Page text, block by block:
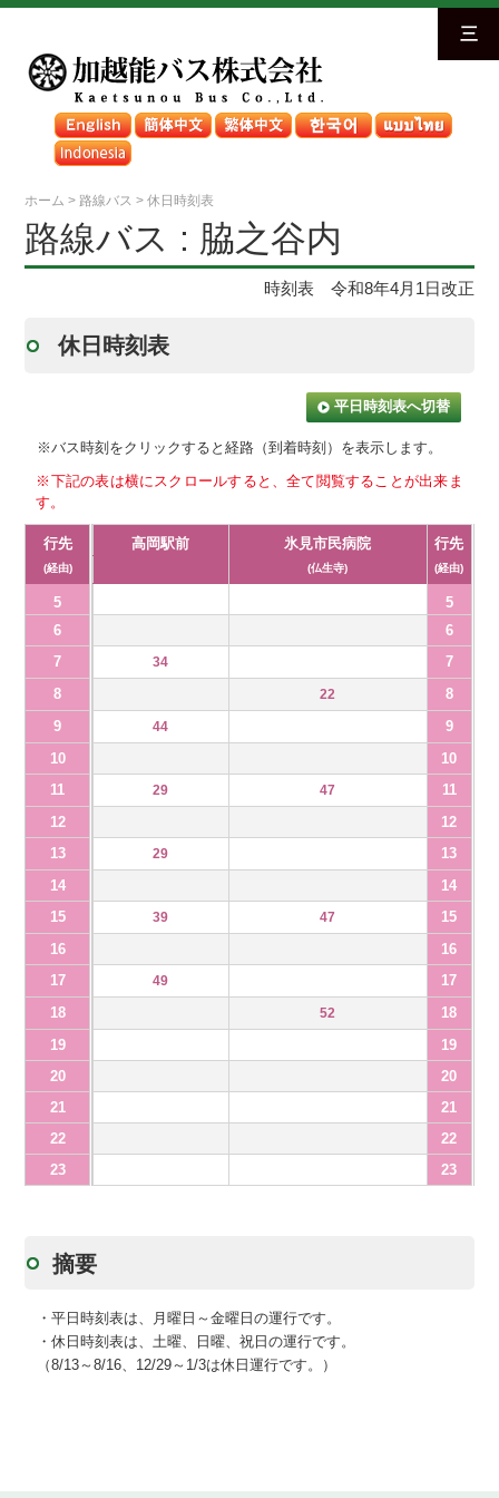
三
ホーム > 路線バス >休日時刻表
路線バス : 脇之谷内
時刻表 令和8年4月1日改正
休日時刻表
平日時刻表へ切替
※バス時刻をクリックすると経路（到着時刻）を表示します。
※下記の表は横にスクロールすると、全て閲覧することが出来ま
す。
高岡駅前 氷見市民病院 行先
(仏生寺) (経由)
5
6
34 7
22 8
44
9
10
29 47
11
12
29
13
14
39 47
15
16
49 17
52
18
19
20
21
22
23
行先
(経由)
5
6
7
8
9
10
11
12
13
14
15
16
17
18
19
20
21
22
23
摘要
・平日時刻表は、月曜日～金曜日の運行です。
・休日時刻表は、土曜、日曜、祝日の運行です。
（8/13～8/16、12/29～1/3は休日運行です。）